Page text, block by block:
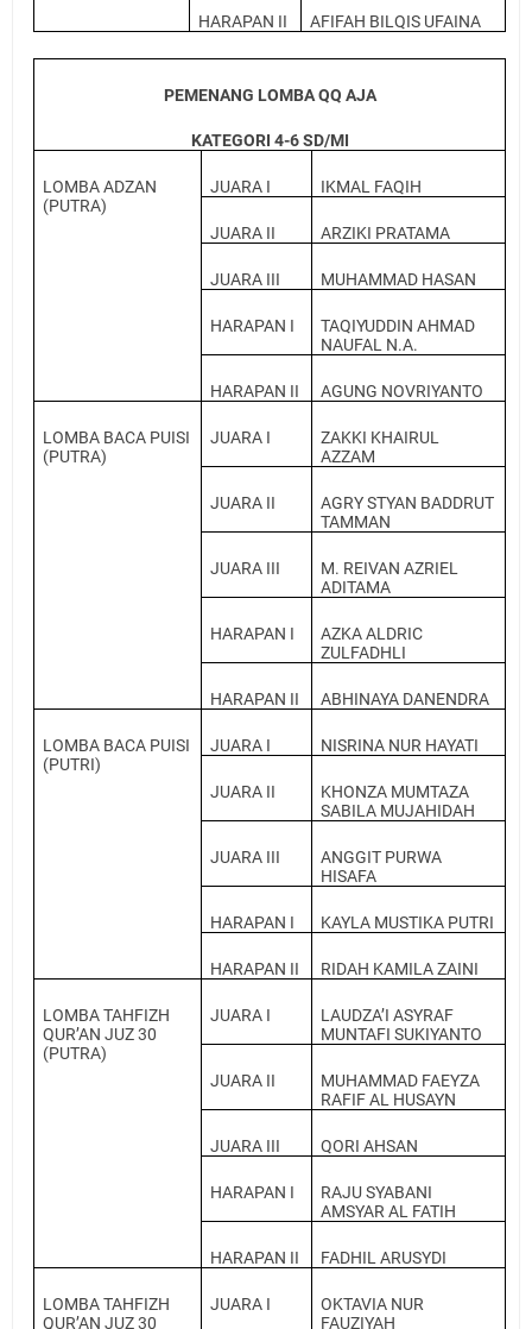
HARAPAN II AFIFAH BILQIS UFAINA
PEMENANG LOMBA QQ AJA
KATEGORI 4-6 SD/MI
LOMBA ADZAN
(PUTRA)
JUARA I IKMAL FAQIH
JUARA II ARZIKI PRATAMA
JUARA III MUHAMMAD HASAN
HARAPAN I
TAQIYUDDIN AHMAD
NAUFAL N.A.
HARAPAN II AGUNG NOVRIYANTO
LOMBA BACA PUISI
(PUTRA)
JUARA I
ZAKKI KHAIRUL
AZZAM
JUARA II
AGRY STYAN BADDRUT
TAMMAN
JUARA III
M. REIVAN AZRIEL
ADITAMA
HARAPAN I
AZKA ALDRIC
ZULFADHLI
HARAPAN II ABHINAYA DANENDRA
LOMBA BACA PUISI
(PUTRI)
JUARA I NISRINA NUR HAYATI
JUARA II
KHONZA MUMTAZA
SABILA MUJAHIDAH
JUARA III
ANGGIT PURWA
HISAFA
HARAPAN I KAYLA MUSTIKA PUTRI
HARAPAN II RIDAH KAMILA ZAINI
LOMBA TAHFIZH
QUR’AN JUZ 30
(PUTRA)
JUARA I
LAUDZA’I ASYRAF
MUNTAFI SUKIYANTO
JUARA II
MUHAMMAD FAEYZA
RAFIF AL HUSAYN
JUARA III QORI AHSAN
HARAPAN I
RAJU SYABANI
AMSYAR AL FATIH
HARAPAN II FADHIL ARUSYDI
LOMBA TAHFIZH
QUR’AN JUZ 30
JUARA I
OKTAVIA NUR
FAUZIYAH